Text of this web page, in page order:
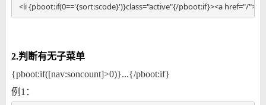
<li {pboot:if(0=='{sort:scode}')}class="active"{/pboot:if}><a href="/">首
2.判断有无子菜单
{pboot:if([nav:soncount]>0)}...{/pboot:if}
例1：